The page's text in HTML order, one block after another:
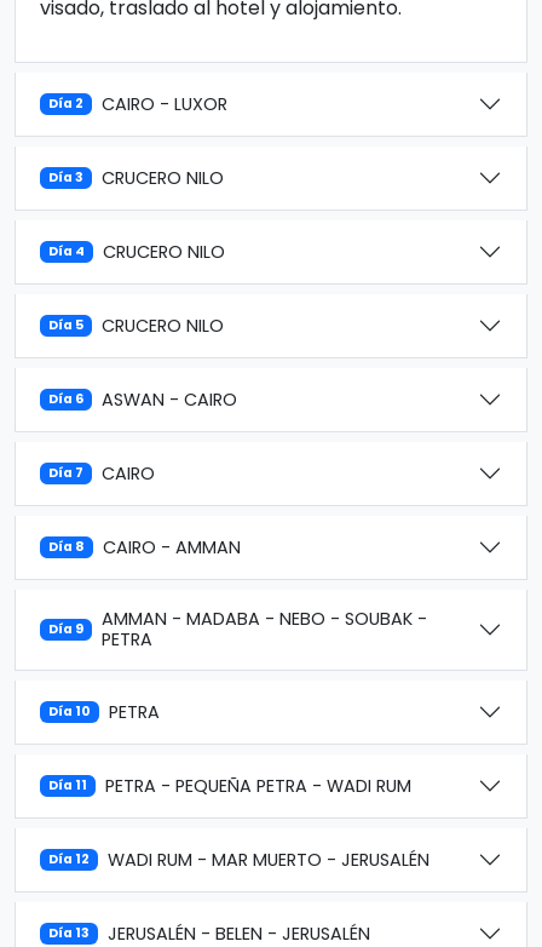
visado, traslado al hotel y alojamiento.
Día 2 CAIRO - LUXOR
Día 3 CRUCERO NILO
Día 4 CRUCERO NILO
Día 5 CRUCERO NILO
Día 6 ASWAN - CAIRO
Día 7 CAIRO
Día 8 CAIRO - AMMAN
Día 9
AMMAN - MADABA - NEBO - SOUBAK -
PETRA
Día 10 PETRA
Día 11 PETRA - PEQUEÑA PETRA - WADI RUM
Día 12 WADI RUM - MAR MUERTO - JERUSALÉN
Día 13 JERUSALÉN - BELEN - JERUSALÉN